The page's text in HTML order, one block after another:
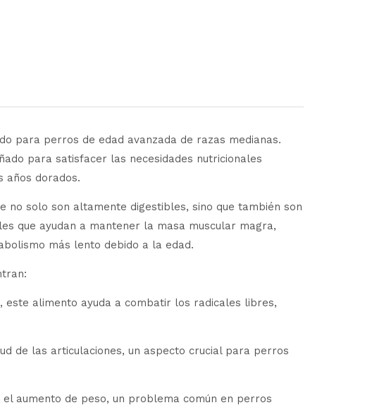
para perros de edad avanzada de razas medianas.
para satisfacer las necesidades nutricionales
años dorados.
solo son altamente digestibles, sino que también son
que ayudan a mantener la masa muscular magra,
más lento debido a la edad.
este alimento ayuda a combatir los radicales libres,
de las articulaciones, un aspecto crucial para perros
aumento de peso, un problema común en perros